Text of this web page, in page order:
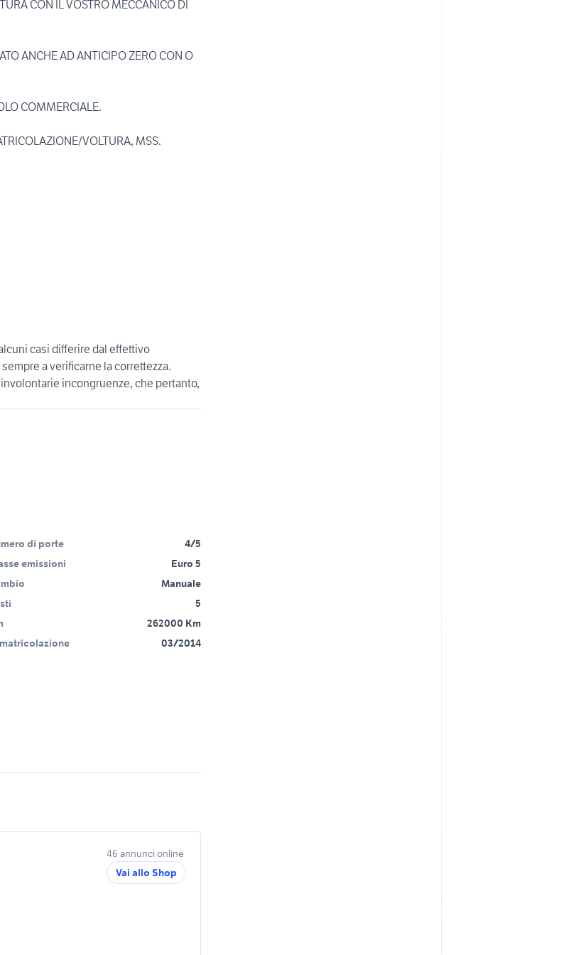
CON IL VOSTRO MECCANICO DI
ANCHE AD ANTICIPO ZERO CON O
COMMERCIALE.
VOLTURA, MSS.
casi differire dal effettivo
a verificarne la correttezza.
incongruenze, che pertanto,
di porte
4/5
emissioni
Euro 5
Manuale
5
262000 Km
03/2014
46 annunci online
Vai allo Shop